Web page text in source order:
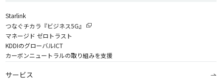
Starlink
つなぐチカラ『ビジネス5G』
マネージド ゼロトラスト
KDDIのグローバルICT
カーボンニュートラルの取り組みを支援
サービス